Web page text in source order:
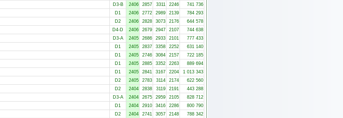
D3-B 2406 2857 3311 2246
741 736
D1 2406 2772 2989 2139
784 293
D2 2406 2828 3073 2176
644 578
D4-D 2406 2679 2947 2107
744 638
D3-A 2405 2686 2933 2101
777 433
D1 2405 2837 3358 2252
631 140
D1 2405 2746 3084 2157
722 185
D1 2405 2885 3352 2263
889 694
D1 2405 2841 3167 2204
1 013 343
D2 2405 2783 3114 2174
622 560
D2 2404 2838 3119 2191
443 288
D3-A 2404 2675 2959 2105
828 712
D1 2404 2910 3416 2286
800 790
D2 2404 2741 3057 2148
788 342